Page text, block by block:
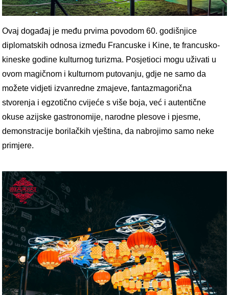
Ovaj događaj je među prvima povodom 60. godišnjice
diplomatskih odnosa između Francuske i Kine, te francusko-
kineske godine kulturnog turizma. Posjetioci mogu uživati ​​u
ovom magičnom i kulturnom putovanju, gdje ne samo da
možete vidjeti izvanredne zmajeve, fantazmagorična
stvorenja i egzotično cvijeće s više boja, već i autentične
okuse azijske gastronomije, narodne plesove i pjesme,
demonstracije borilačkih vještina, da nabrojimo samo neke
primjere.